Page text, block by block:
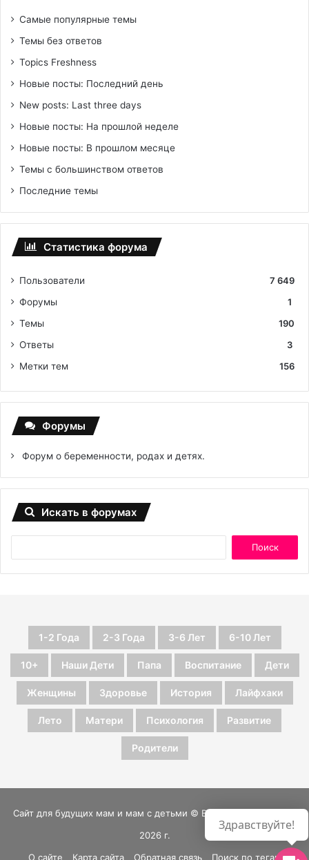
Самые популярные темы
Темы без ответов
Topics Freshness
Новые посты: Последний день
New posts: Last three days
Новые посты: На прошлой неделе
Новые посты: В прошлом месяце
Темы с большинством ответов
Последние темы
Статистика форума
Пользователи
7 649
Форумы
1
Темы
190
Ответы
3
Метки тем
156
Форумы
Форум о беременности, родах и детях.
Искать в форумах
1-2 Года 2-3 Года 3-6 Лет 6-10 Лет
10+ Наши Дети Папа Воспитание Дети
Женщины Здоровье История Лайфхаки
Лето Матери Психология Развитие
Родители
Сайт для будущих мам и мам с детьми © Все права защищены
2026 г.
О сайте
Карта сайта Обратная связь Поиск по тегам
Здравствуйте!